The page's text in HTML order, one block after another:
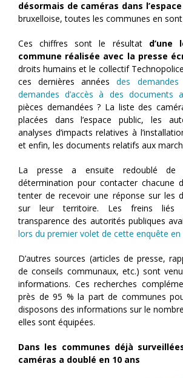
désormais de caméras dans
bruxelloise, toutes les communes en
Ces chiffres sont le résultat d’une
commune réalisée avec la presse
droits humains et le collectif
ces dernières annéesdes
demandes d’accès à des documents
pièces demandées ? La liste des
placées dans l’espace public, les
analyses d’impacts relatives à
et enfin, les documents relatifs aux
La presse a ensuite redoublé de
détermination pour contacter chacune
tenter de recevoir une réponse sur les
sur leur territoire. Les freins liés
transparence des autorités publiques
lors du premier volet de cette enquête
D’autres sources (articles de presse,
de conseils communaux, etc.) sont
informations. Ces recherches
près de 95 % la part de communes
disposons des informations sur le
elles sont équipées.
Dans les communes déjà
caméras a doublé en 10 ans